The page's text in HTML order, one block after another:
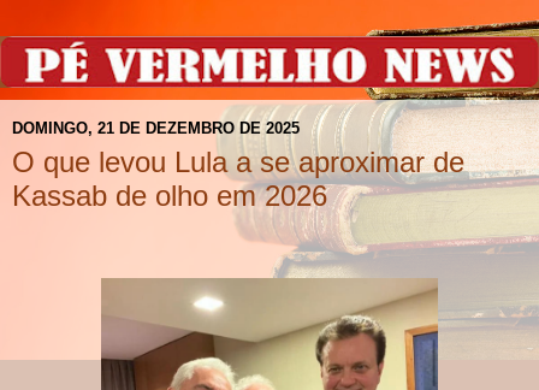
DOMINGO, 21 DE DEZEMBRO DE 2025
O que levou Lula a se aproximar de
Kassab de olho em 2026